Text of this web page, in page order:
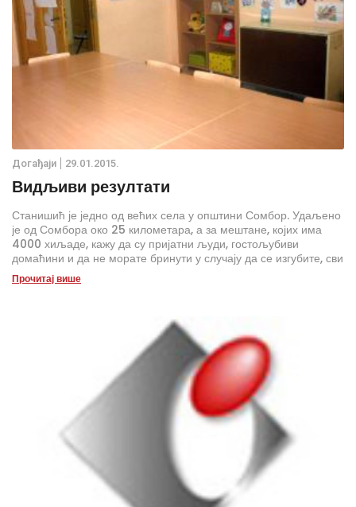
Дoгађаjи 29.01.2015.
Видљиви резултати
Станишић је једно од већих села у општини Сомбор. Удаљено
је од Сомбора око 25 километара, а за мештане, којих има
4000 хиљаде, кажу да су пријатни људи, гостољубиви
домаћини и да не морате бринути у случају да се изгубите, сви
ће вам похрлити у помоћ.
Прочитај више